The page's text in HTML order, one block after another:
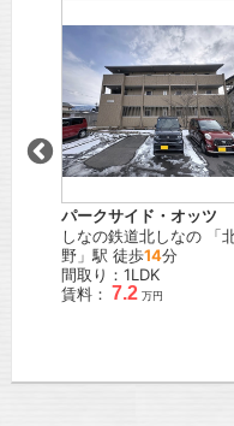
パークサイド・オッツ
しなの鉄道北しなの 「
野 」駅 徒歩14分
間取り：1LDK
賃料： 7.2 万円